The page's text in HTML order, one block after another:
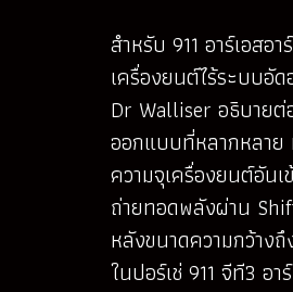
สำหรับ 911 อาร์เอส
เครื่องยนต์ไร้ระบบอั
Dr Walliser อธิบายต่
ออกแบบที่หลากหลาย
ความจุเครื่องยนต์อัน
ถ่ายทอดพลังผ่าน
หลังขนาดความกว้า
ในปอร์เช่ 911 จีที3 อ